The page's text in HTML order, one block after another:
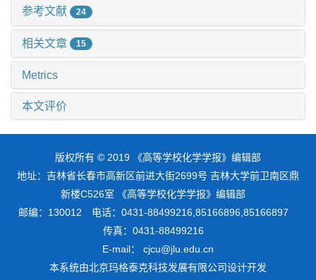
参考文献 24
相关文章 15
Metrics
本文评价
版权所有 © 2019 《高等学校化学学报》编辑部
地址：吉林省长春市高新区前进大街2699号 吉林大学前卫南区鼎
新楼C526室 《高等学校化学学报》编辑部
邮编：130012 电话：0431-88499216,85166896,85166897
传真：0431-88499216
E-mail： cjcu@jlu.edu.cn
本系统由北京玛格泰克科技发展有限公司设计开发